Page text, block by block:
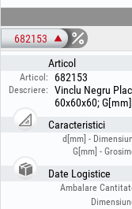
682153
Articol
Articol: 682153
Descriere:
Vinclu Negru
60x60x60;
Caracteristici
d[mm] -
G[mm] -
Date Logistice
Ambalare